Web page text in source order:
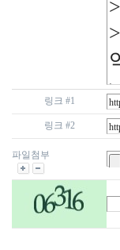
링크 #1
링크 #2
파일첨부